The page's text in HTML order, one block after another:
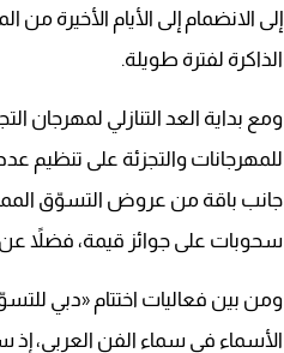
إلى الانضمام إلى الأيام
الذاكرة لفترة طويلة.
ومع بداية العد التنازلي
للمهرجانات والتجزئة على تنظيم
جانب باقة من عروض التسوّق
سحوبات على جوائز قيمة، فضلاً
الأسماء في سماء الفن العربي،